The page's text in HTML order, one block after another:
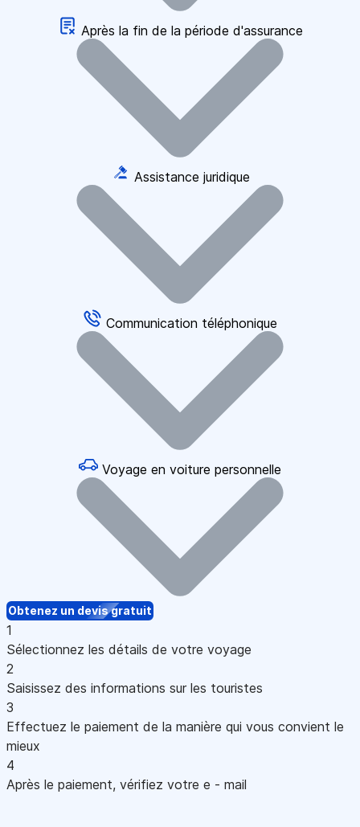
Après la fin de la période d'assurance
Assistance juridique
Communication téléphonique
Voyage en voiture personnelle
Obtenez un devis gratuit
1
Sélectionnez les détails de votre voyage
2
Saisissez des informations sur les touristes
3
Effectuez le paiement de la manière qui vous convient le
mieux
4
Après le paiement, vérifiez votre e - mail